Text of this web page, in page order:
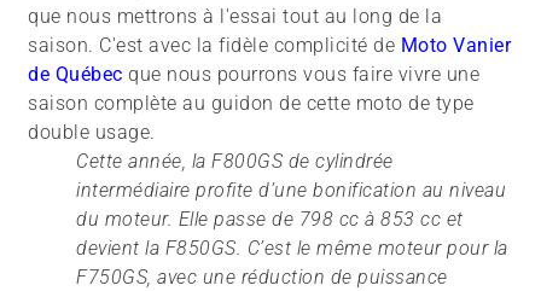
que nous mettrons à l'essai tout au long de la
saison. C'est avec la fidèle complicité de Moto Vanier
de Québec que nous pourrons vous faire vivre une
saison complète au guidon de cette moto de type
double usage.
Cette année, la F800GS de cylindrée
intermédiaire profite d’une bonification au niveau
du moteur. Elle passe de 798 cc à 853 cc et
devient la F850GS. C’est le même moteur pour la
F750GS, avec une réduction de puissance